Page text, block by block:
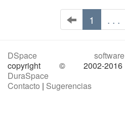
1 . . .
DSpace software
copyright © 2002-2016
DuraSpace
Contacto | Sugerencias